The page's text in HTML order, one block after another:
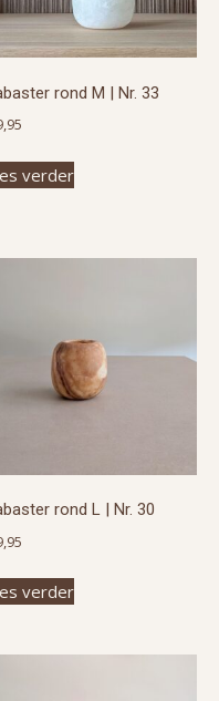
rond M | Nr. 33
verder
rond L | Nr. 30
verder